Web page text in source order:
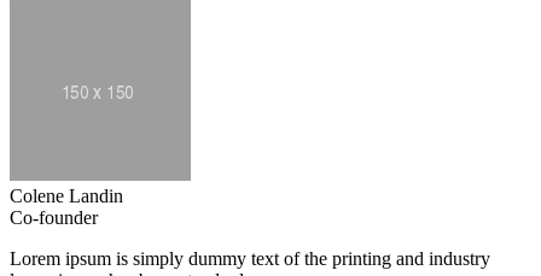
Colene Landin
Co-founder
Lorem ipsum is simply dummy text of the printing and industry